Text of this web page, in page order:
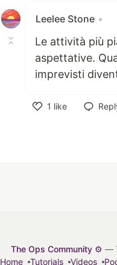
Leelee Stone •
Le attività più
aspettative.
imprevisti
1 like
The Ops Community ⚙️ —
Home
Tutorials Videos